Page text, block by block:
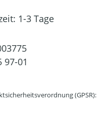
1-3 Tage
97-01
(GPSR):